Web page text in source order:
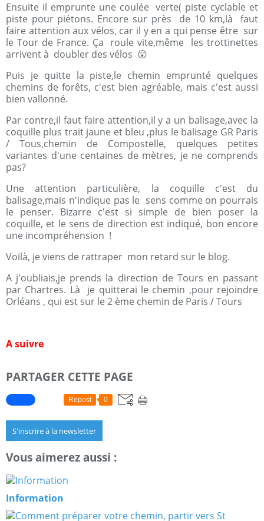
Ensuite il emprunte une coulée verte( piste cyclable et
piste pour piétons. Encore sur près de 10 km,là faut
faire attention aux vélos, car il y en a qui pense être sur
le Tour de France. Ça roule vite,même les trottinettes
arrivent à doubler des vélos 😲
Puis je quitte la piste,le chemin emprunté quelques
chemins de forêts, c'est bien agréable, mais c'est aussi
bien vallonné.
Par contre,il faut faire attention,il y a un balisage,avec la
coquille plus trait jaune et bleu ,plus le balisage GR Paris
/ Tous,chemin de Compostelle, quelques petites
variantes d'une centaines de mètres, je ne comprends
pas?
Une attention particulière, la coquille c'est du
balisage,mais n'indique pas le sens comme on pourrais
le penser. Bizarre c'est si simple de bien poser la
coquille, et le sens de direction est indiqué, bon encore
une incompréhension !
Voilà, je viens de rattraper mon retard sur le blog.
A j'oubliais,je prends la direction de Tours en passant
par Chartres. Là je quitterai le chemin ,pour rejoindre
Orléans , qui est sur le 2 ème chemin de Paris / Tours
A suivre
PARTAGER CETTE PAGE
Repost 0
S'inscrire à la newsletter
Vous aimerez aussi :
Information